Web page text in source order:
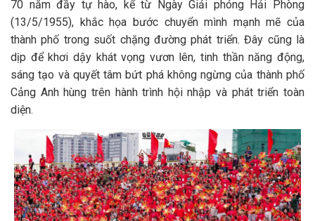
70 năm đầy tự hào, kể từ Ngày Giải phóng Hải Phòng
(13/5/1955), khắc họa bước chuyển mình mạnh mẽ của
thành phố trong suốt chặng đường phát triển. Đây cũng là
dịp để khơi dậy khát vọng vươn lên, tinh thần năng động,
sáng tạo và quyết tâm bứt phá không ngừng của thành phố
Cảng Anh hùng trên hành trình hội nhập và phát triển toàn
diện.